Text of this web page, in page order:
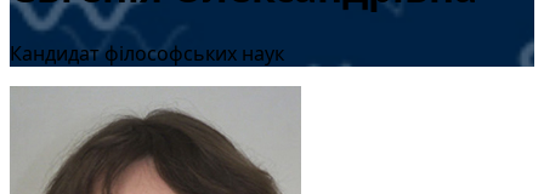
Кандидат філософських наук